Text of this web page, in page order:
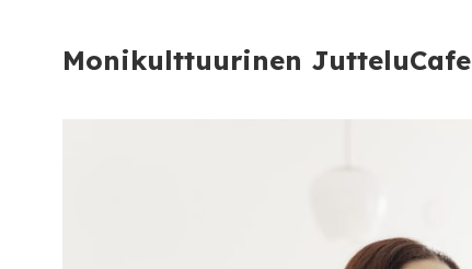
Monikulttuurinen JutteluCafe